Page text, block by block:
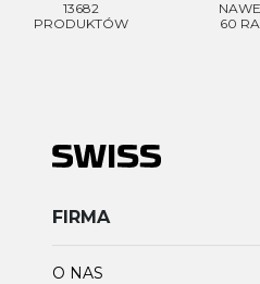
13682
PRODUKTÓW
60
FIRMA
O NAS